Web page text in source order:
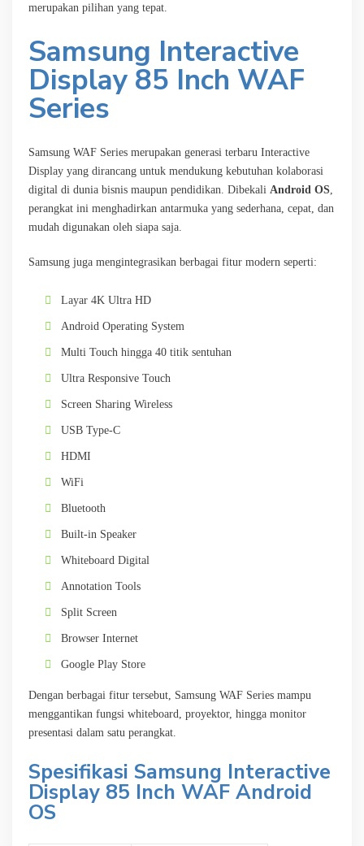
merupakan pilihan yang tepat.
Samsung Interactive
Display 85 Inch WAF
Series
Samsung WAF Series merupakan generasi terbaru Interactive
Display yang dirancang untuk mendukung kebutuhan kolaborasi
digital di dunia bisnis maupun pendidikan. Dibekali Android OS
perangkat ini menghadirkan antarmuka yang sederhana, cepat, dan
mudah digunakan oleh siapa saja.
Samsung juga mengintegrasikan berbagai fitur modern seperti:
Layar 4K Ultra HD
Android Operating System
Multi Touch hingga 40 titik sentuhan
Ultra Responsive Touch
Screen Sharing Wireless
USB Type-C
HDMI
WiFi
Bluetooth
Built-in Speaker
Whiteboard Digital
Annotation Tools
Split Screen
Browser Internet
Google Play Store
Dengan berbagai fitur tersebut, Samsung WAF Series mampu
menggantikan fungsi whiteboard, proyektor, hingga monitor
presentasi dalam satu perangkat.
Spesifikasi Samsung Interactive
Display 85 Inch WAF Android
OS